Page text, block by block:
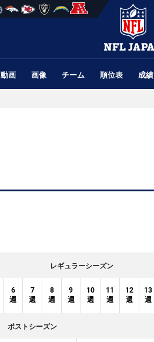
動画 画像 チーム 順位表 成績
レギュラーシーズン
6
週
7
週
8
週
9
週
10
週
11
週
12
週
13
週
ポストシーズン